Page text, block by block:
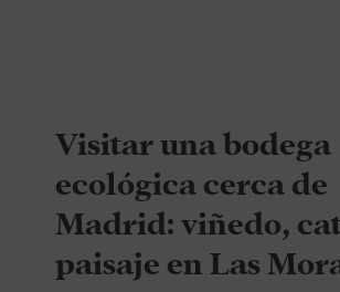
Visitar una bodega
ecológica cerca de
Madrid: viñedo,
paisaje en Las